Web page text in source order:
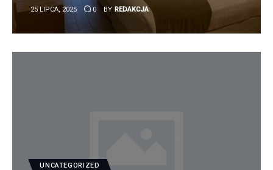
25 LIPCA, 2025 0 BY REDAKCJA
UNCATEGORIZED